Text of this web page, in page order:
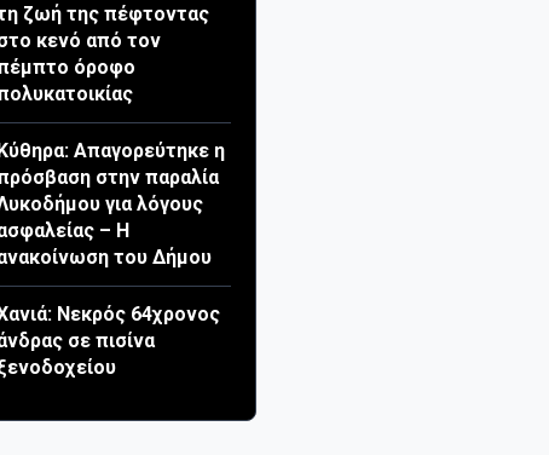
ζωή της πέφτοντας
κενό από τον
όροφο
Απαγορεύτηκε η
στην παραλία
για λόγους
– Η
του Δήμου
Νεκρός 64χρονος
σε πισίνα